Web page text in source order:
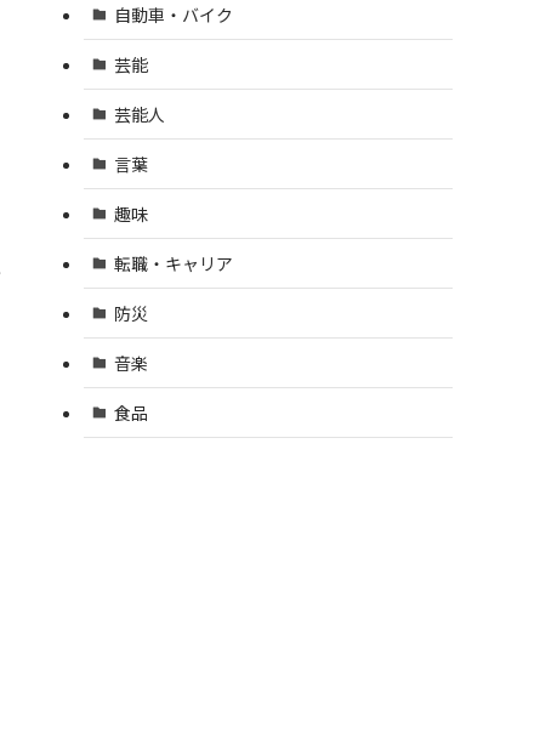
自動車・バイク
芸能
芸能人
言葉
趣味
転職・キャリア
防災
音楽
食品